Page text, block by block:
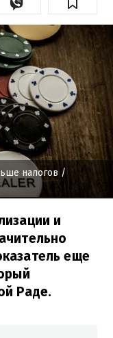
налогов /
и
еще
Раде.